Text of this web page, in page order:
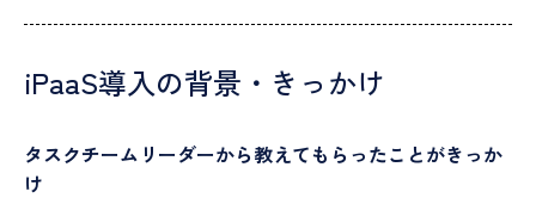
iPaaS導入の背景・きっかけ
タスクチームリーダーから教えてもらったことがきっか
け